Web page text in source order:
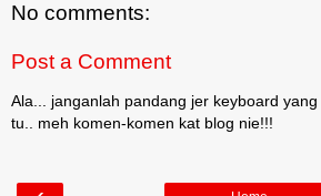
No comments:
Post a Comment
Ala... janganlah pandang jer keyboard
tu.. meh komen-komen kat blog nie!!!